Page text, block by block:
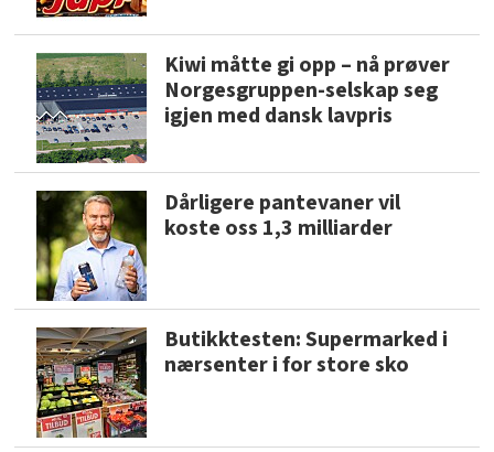
Kiwi måtte gi opp – nå prøver
Norgesgruppen-selskap seg
igjen med dansk lavpris
Dårligere pantevaner vil
koste oss 1,3 milliarder
Butikktesten: Supermarked i
nærsenter i for store sko